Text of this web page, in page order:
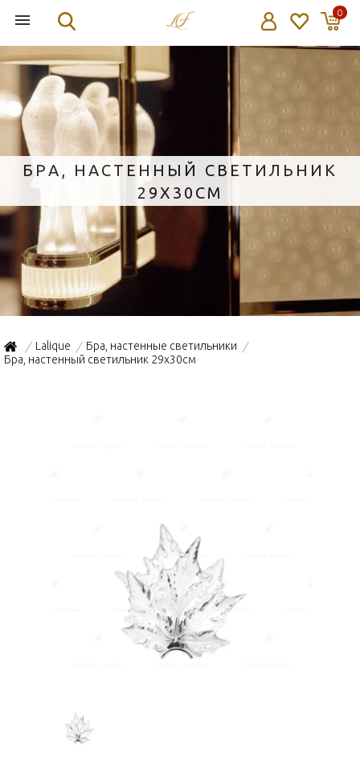
0
БРА, НАСТЕННЫЙ СВЕТИЛЬНИК
29X30СМ
/ Lalique / Бра, настенные светильники /
Бра, настенный светильник 29x30см